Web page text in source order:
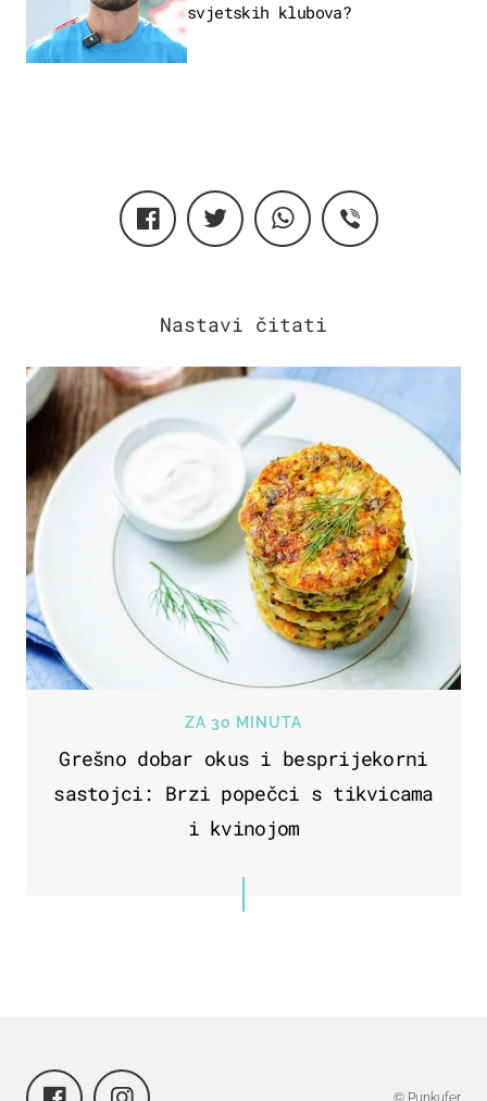
svjetskih klubova?
ZA 30 MINUTA
Grešno dobar okus i besprijekorni
sastojci: Brzi popečci s tikvicama
i kvinojom